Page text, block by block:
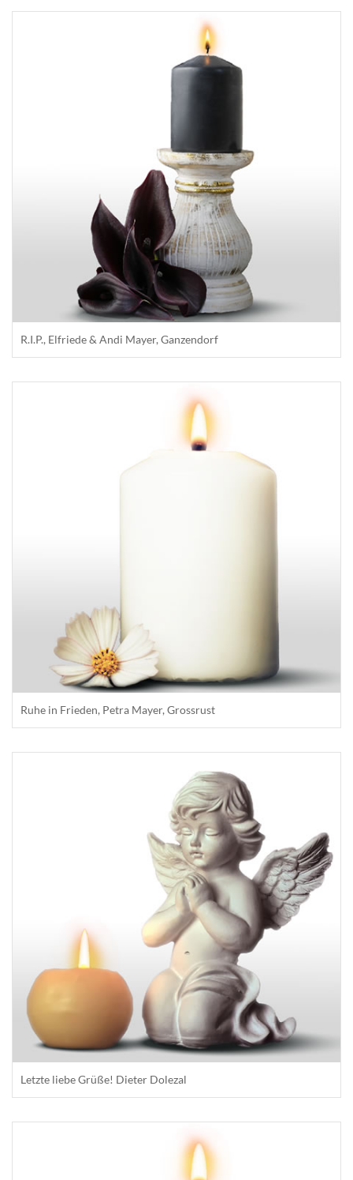
R.I.P., Elfriede & Andi Mayer, Ganzendorf
Ruhe in Frieden, Petra Mayer, Grossrust
Letzte liebe Grüße! Dieter Dolezal